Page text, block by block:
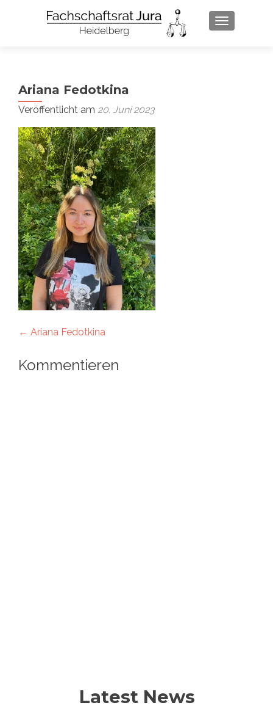
SCHALTE
Ariana Fedotkina
Veröffentlicht am 20. Juni 2023
Artikel-
Navigation
← Ariana Fedotkina
Kommentieren
Latest News